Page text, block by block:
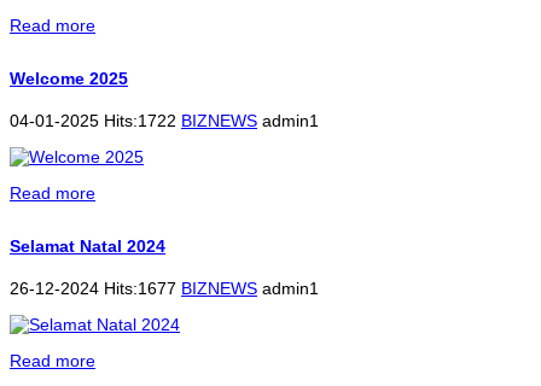
Read more
Welcome 2025
04-01-2025 Hits:1722 BIZNEWS admin1
Read more
Selamat Natal 2024
26-12-2024 Hits:1677 BIZNEWS admin1
Read more